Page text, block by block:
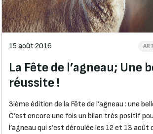
15 août 2016
La Fête de l’agneau; Une
réussite !
3ième édition de la Fête de l’agneau : une
C’est encore une fois un bilan très positif
l’agneau qui s’est déroulée les 12 et 13 août